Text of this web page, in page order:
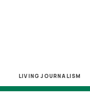
LIVING JOURNALISM